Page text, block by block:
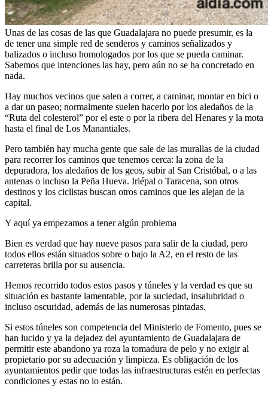
Unas de las cosas de las que Guadalajara no puede presumir, es la
de tener una simple red de senderos y caminos señalizados y
balizados o incluso homologados por los que se pueda caminar.
Sabemos que intenciones las hay, pero aún no se ha concretado en
nada.
Hay muchos vecinos que salen a correr, a caminar, montar en bici o
a dar un paseo; normalmente suelen hacerlo por los aledaños de la
“Ruta del colesterol” por el este o por la ribera del Henares y la mota
hasta el final de Los Manantiales.
Pero también hay mucha gente que sale de las murallas de la ciudad
para recorrer los caminos que tenemos cerca: la zona de la
depuradora, los aledaños de los geos, subir al San Cristóbal, o a las
antenas o incluso la Peña Hueva. Iriépal o Taracena, son otros
destinos y los ciclistas buscan otros caminos que les alejan de la
capital.
Y aquí ya empezamos a tener algún problema
Bien es verdad que hay nueve pasos para salir de la ciudad, pero
todos ellos están situados sobre o bajo la A2, en el resto de las
carreteras brilla por su ausencia.
Hemos recorrido todos estos pasos y túneles y la verdad es que su
situación es bastante lamentable, por la suciedad, insalubridad o
incluso oscuridad, además de las numerosas pintadas.
Si estos túneles son competencia del Ministerio de Fomento, pues se
han lucido y ya la dejadez del ayuntamiento de Guadalajara de
permitir este abandono ya roza la tomadura de pelo y no exigir al
propietario por su adecuación y limpieza. Es obligación de los
ayuntamientos pedir que todas las infraestructuras estén en perfectas
condiciones y estas no lo están.